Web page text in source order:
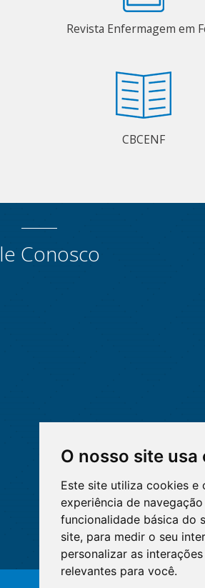
O nosso site usa
Este site utiliza cookies e
experiência de
funcionalidade básica do
site, para medir o seu
personalizar as
relevantes para você.
Revista Enfermagem em
CBCENF
Conosco